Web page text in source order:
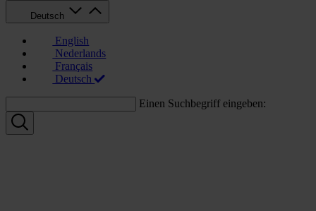
Deutsch
English
Nederlands
Français
Deutsch
Einen Suchbegriff eingeben: